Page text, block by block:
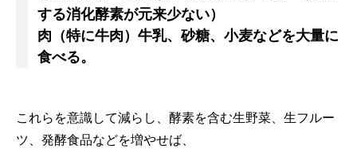
する消化酵素が元来少ない）
肉（特に牛肉）牛乳、砂糖、小麦などを大量に
食べる。
これらを意識して減らし、酵素を含む生野菜、生フルー
ツ、発酵食品などを増やせば、